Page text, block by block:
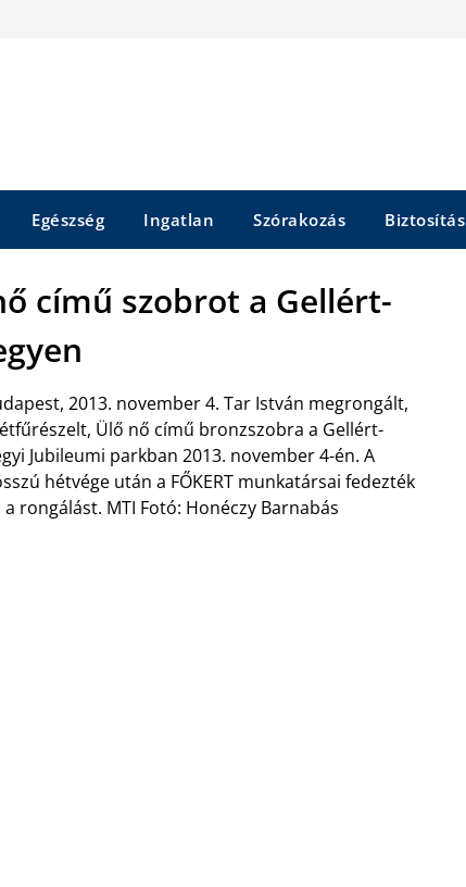
Egészség Ingatlan Szórakozás Biztosítás
című szobrot a Gellért-
2013. november 4. Tar István megrongált,
Ülő nő című bronzszobra a Gellért-
Jubileumi parkban 2013. november 4-én. A
hétvége után a FŐKERT munkatársai fedezték
a rongálást. MTI Fotó: Honéczy Barnabás